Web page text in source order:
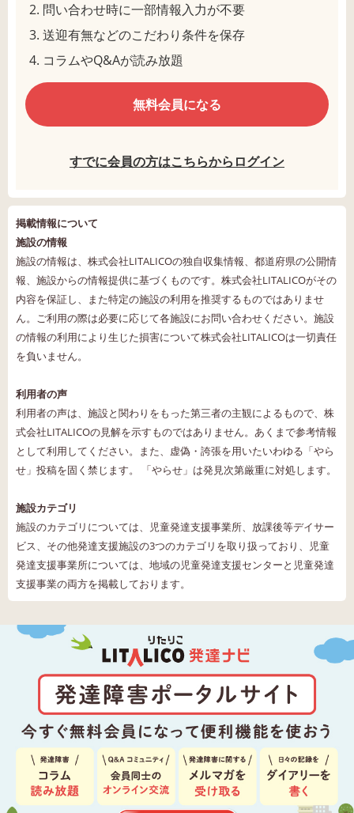
問い合わせ時に一部情報入力が不要
送迎有無などのこだわり条件を保存
コラムやQ&Aが読み放題
無料会員になる
すでに会員の方はこちらからログイン
掲載情報について
施設の情報
施設の情報は、株式会社LITALICOの独自収集情報、都道府県の公開情
報、施設からの情報提供に基づくものです。株式会社LITALICOがその
内容を保証し、また特定の施設の利用を推奨するものではありませ
ん。ご利用の際は必要に応じて各施設にお問い合わせください。施設
の情報の利用により生じた損害について株式会社LITALICOは一切責任
を負いません。
利用者の声
利用者の声は、施設と関わりをもった第三者の主観によるもので、株
式会社LITALICOの見解を示すものではありません。あくまで参考情報
として利用してください。また、虚偽・誇張を用いたいわゆる「やら
せ」投稿を固く禁じます。 「やらせ」は発見次第厳重に対処します。
施設カテゴリ
施設のカテゴリについては、児童発達支援事業所、放課後等デイサー
ビス、その他発達支援施設の3つのカテゴリを取り扱っており、児童
発達支援事業所については、地域の児童発達支援センターと児童発達
支援事業の両方を掲載しております。